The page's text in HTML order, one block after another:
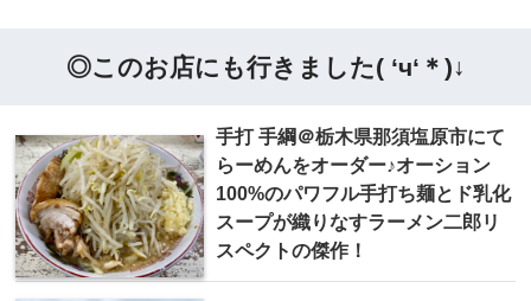
◎このお店にも行きました( ‘ч‘＊)↓
手打 手綱＠栃木県那須塩原市にて
らーめんをオーダー♪オーション
100%のパワフル手打ち麺とド乳化
スープが織りなすラーメン二郎リ
スペクトの傑作！